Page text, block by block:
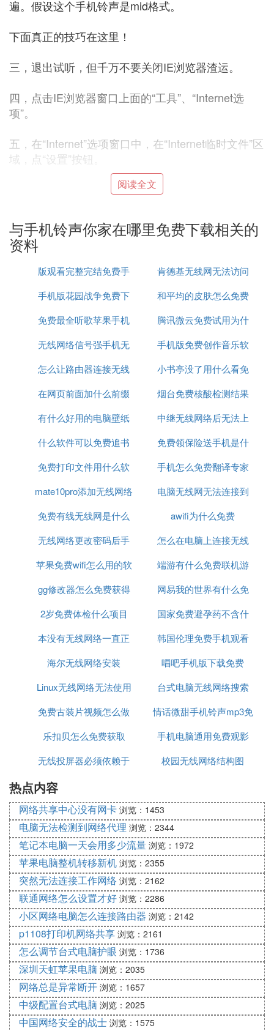
遍。假设这个手机铃声是mid格式。
下面真正的技巧在这里！
三，退出试听，但千万不要关闭IE浏览器渣运。
四，点击IE浏览器窗口上面的“工具”、“Internet选
项”。
五，在“Internet”选项窗口中，在“Internet临时文件”区
域，点“设置”按钮。
六，在弹出的“设置”窗口中，点“查看文件”按钮。
七，这时会弹出一个窗口，这个窗口里显示的就是你
上网时产生的临时文件，找到文件后缀名为“mid”的
文件，选中，点鼠标右键，再左键点“复制”。
八，打开硬盘里的任意一个文件夹，例如打开“我的
文档”，在窗口空白处点右键，左键点“粘贴”就行了。
九，这样，你就可以关闭IE浏览器，断开网络，放心
的运行这个mid文件了，这个文件就是你刚才试听的
最后再用数据线、红外线或蓝牙将铃声传入手机！
这个方法其实就是利用Internet临时文件夹的功能，
的歌曲，都是先下载到Internet临时文件夹中运行
的，退出IE后，这些临时文件往往会自动删除，所
注意事项：！！！
一般进入Internet临时文件夹时，里面会有非常多的
声为例，它是mid格式的，那么Internet临时文件夹里
可能会有很多mid格式的文件，哪一个才是呢？
所以，最好的办法，就是在试听手机铃声之前，先按
照上面的方法，在“Internet”选项窗口中，在“Internet
临时文件”区域，点“删除文件”按钮，再确定。把临时
文件夹里的东西事先全部清空。
然后，再听手机铃声，完整听过后，退出，马上到Int
ernet临时文件夹里，这样就能很容易地找到自己想
用这个方法，你可以下载很多在线才能玩的如桥梁游
戏，还有，包括很多要收费才能下载、但却可以在线
试听的手机铃声，是不是很爽！
④ 如何获取免费的手机铃声 4种方法来获
取免费的手机铃声
目录方法1：使用iTunes来获取免费铃声1、使用iT
2、下载歌曲时，到 iTunes，选择iTunes →首选项。
3、在"常规"选项卡，单击"导入设置"。4、在"导
入..."对话框中，选择"AAC编码器"。5、下载歌曲
后，在iTunes中找到它。6、右键单击歌曲选择"获取
信息" 。7、进入"选项"选项卡。8、选择30秒的歌曲
成为铃声。9、再次右键单击歌曲选择"创建AAC版
本"。10、在iTunes中找到这30秒的片段，用鼠标右
键单击它，然后点击"在Finder中显示" 。11、双击文
件名将文件扩展名从".m4a"改为".m4r "。12、从iTun
es播放列表中移出歌曲文件，但不删除。方法2：使
用免费铃声网站1、浏览免费铃声网站列表。2、找到
阅读全文
与手机铃声你家在哪里免费下载相关的
资料
版观看完整完结免费手
机在线
肯德基无线网无法访问
网络
手机版花园战争免费下
载视频
和平均的皮肤怎么免费
领取
免费最全听歌苹果手机
app推荐
腾讯微云免费试用为什
么扣费
无线网络信号强手机无
法连接
手机版免费创作音乐软
件
怎么让路由器连接无线
网络连接
小书亭没了用什么看免
费书
在网页前面加什么前缀
才能免费看
烟台免费核酸检测结果
怎么查询
有什么好用的电脑壁纸
免费
中继无线网络后无法上
网
什么软件可以免费追书
免费领保险送手机是什
么啊
免费打印文件用什么软
件
手机怎么免费翻译专家
mate10pro添加无线网络
电脑无线网无法连接到
这个网络是什么原因
免费有线无线网是什么
意思
awifi为什么免费
无线网络更改密码后手
机连接不上
怎么在电脑上连接无线
网络密码
苹果免费wifi怎么用的软
件
端游有什么免费联机游
戏好玩
gg修改器怎么免费获得
脚本
网易我的世界有什么免
费枪械模组
2岁免费体检什么项目
国家免费避孕药不含什
么
本没有无线网络一直正
在识别
韩国伦理免费手机观看
海尔无线网络安装
唱吧手机版下载免费
Linux无线网络无法使用
台式电脑无线网络搜索
不到网络
免费古装片视频怎么做
的
情话微甜手机铃声mp3免
费下载
乐扣贝怎么免费获取
手机电脑通用免费观影
软件
无线投屏器必须依赖于
校园无线网络结构图
热点内容
网络共享中心没有网卡 浏览：1453
电脑无法检测到网络代理 浏览：2344
笔记本电脑一天会用多少流量 浏览：1972
苹果电脑整机转移新机 浏览：2355
突然无法连接工作网络 浏览：2162
联通网络怎么设置才好 浏览：2286
小区网络电脑怎么连接路由器 浏览：2142
p1108打印机网络共享 浏览：2161
怎么调节台式电脑护眼 浏览：1736
深圳天虹苹果电脑 浏览：2035
网络总是异常断开 浏览：1657
中级配置台式电脑 浏览：2025
中国网络安全的战士 浏览：1575